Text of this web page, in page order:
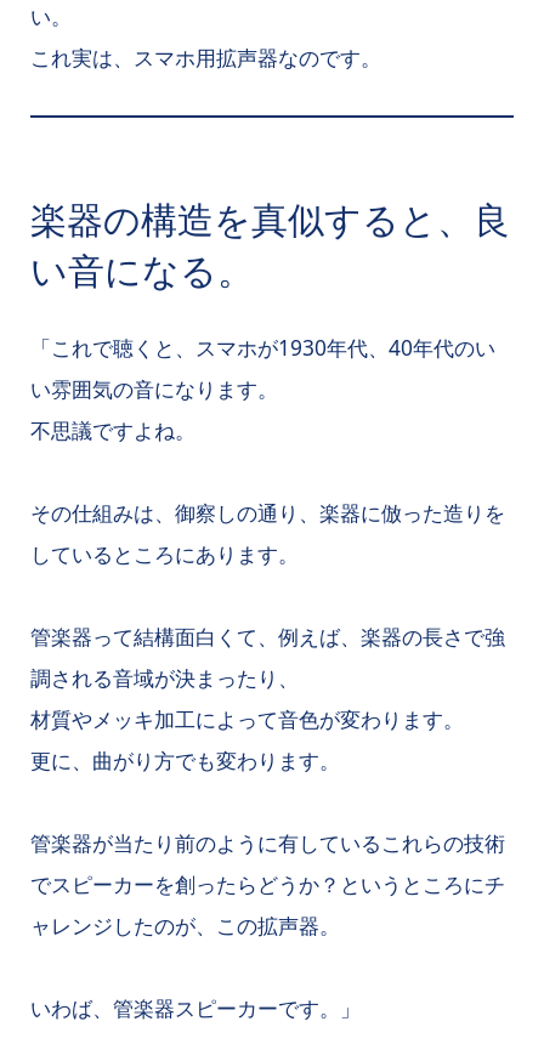
い。
これ実は、スマホ用拡声器なのです。
楽器の構造を真似すると、良
い音になる。
「これで聴くと、スマホが1930年代、40年代のい
い雰囲気の音になります。
不思議ですよね。
その仕組みは、御察しの通り、楽器に倣った造りを
しているところにあります。
管楽器って結構面白くて、例えば、楽器の長さで強
調される音域が決まったり、
材質やメッキ加工によって音色が変わります。
更に、曲がり方でも変わります。
管楽器が当たり前のように有しているこれらの技術
でスピーカーを創ったらどうか？というところにチ
ャレンジしたのが、この拡声器。
いわば、管楽器スピーカーです。」